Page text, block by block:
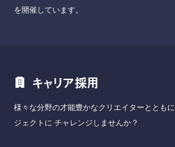
を開催しています。
キャリア採用
様々な分野の才能豊かなクリエイターとともに
ジェクトに チャレンジしませんか？